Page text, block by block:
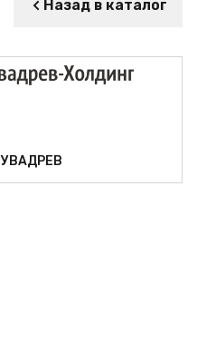
Назад в каталог
УВАДРЕВ